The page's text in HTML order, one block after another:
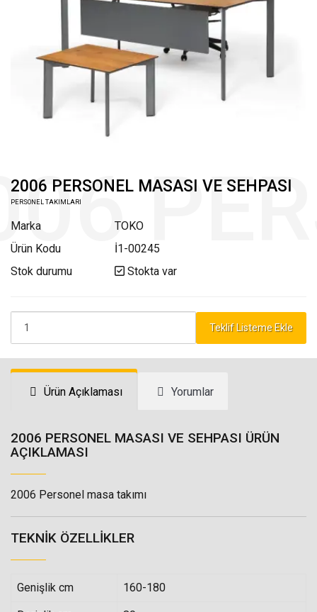
2006 PERSONEL MASASI VE SEHPASI
PERSONEL TAKIMLARI
Marka
TOKO
Ürün Kodu
İ1-00245
Stok durumu
Stokta var
Teklif Listeme Ekle
Ürün Açıklaması Yorumlar
2006 PERSONEL MASASI VE SEHPASI ÜRÜN
AÇIKLAMASI
2006 Personel masa takımı
TEKNIK ÖZELLIKLER
Genişlik cm 160-180